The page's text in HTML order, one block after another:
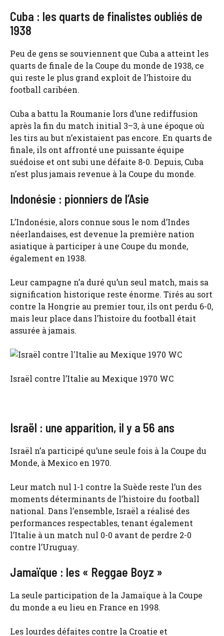
Cuba : les quarts de finalistes oubliés de
1938
Peu de gens se souviennent que Cuba a atteint les
quarts de finale de la Coupe du monde de 1938, ce
qui reste le plus grand exploit de l’histoire du
football caribéen.
Cuba a battu la Roumanie lors d’une rediffusion
après la fin du match initial 3–3, à une époque où
les tirs au but n’existaient pas encore. En quarts de
finale, ils ont affronté une puissante équipe
suédoise et ont subi une défaite 8-0. Depuis, Cuba
n’est plus jamais revenue à la Coupe du monde.
Indonésie : pionniers de l’Asie
L’Indonésie, alors connue sous le nom d’Indes
néerlandaises, est devenue la première nation
asiatique à participer à une Coupe du monde,
également en 1938.
Leur campagne n’a duré qu’un seul match, mais sa
signification historique reste énorme. Tirés au sort
contre la Hongrie au premier tour, ils ont perdu 6-0,
mais leur place dans l’histoire du football était
assurée à jamais.
Israël contre l’Italie au Mexique 1970 WC
Israël : une apparition, il y a 56 ans
Israël n’a participé qu’une seule fois à la Coupe du
Monde, à Mexico en 1970.
Leur match nul 1-1 contre la Suède reste l’un des
moments déterminants de l’histoire du football
national. Dans l’ensemble, Israël a réalisé des
performances respectables, tenant également
l’Italie à un match nul 0-0 avant de perdre 2-0
contre l’Uruguay.
Jamaïque : les « Reggae Boyz »
La seule participation de la Jamaïque à la Coupe
du monde a eu lieu en France en 1998.
Les lourdes défaites contre la Croatie et